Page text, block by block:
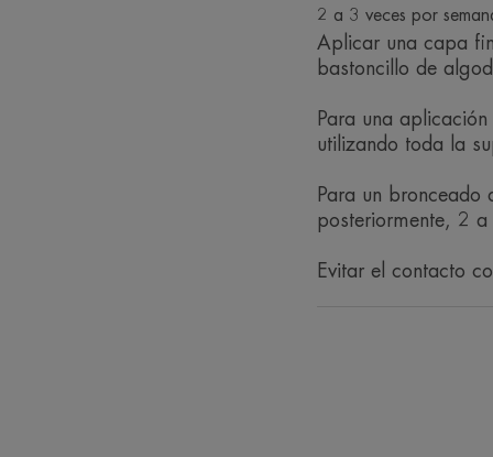
2 a 3 veces por
Aplicar una capa
bastoncillo de
Para una
utilizando toda la
Para un
posteriormente, 2
Evitar el contacto